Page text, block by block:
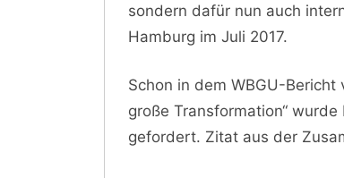
sondern dafür nun auch
Hamburg im Juli 2017.
Schon in dem WBGU-
große Transformation“
gefordert. Zitat aus der